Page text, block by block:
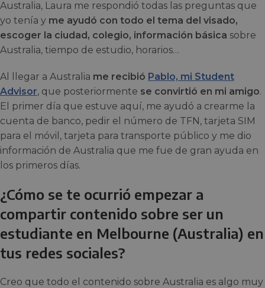
Australia, Laura me respondió todas las preguntas que
yo tenía y me ayudó con todo el tema del visado,
escoger la ciudad, colegio, información básica sobre
Australia, tiempo de estudio, horarios…
Al llegar a Australia me recibió Pablo, mi Student
Advisor, que posteriormente se convirtió en mi amigo.
El primer día que estuve aquí, me ayudó a crearme la
cuenta de banco, pedir el número de TFN, tarjeta SIM
para el móvil, tarjeta para transporte público y me dio
información de Australia que me fue de gran ayuda en
los primeros días.
¿Cómo se te ocurrió empezar a
compartir contenido sobre ser un
estudiante en Melbourne (Australia) en
tus redes sociales?
Creo que todo el contenido sobre Australia es algo muy